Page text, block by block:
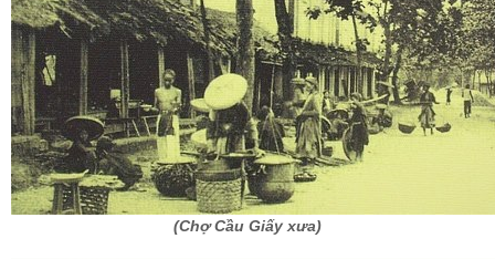
(Chợ Cầu Giấy xưa)